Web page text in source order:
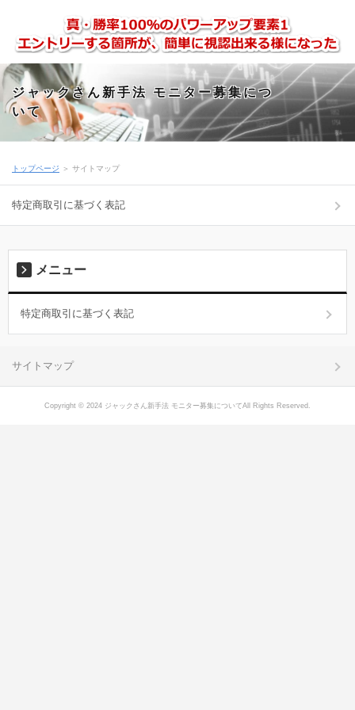
ジャックさん新手法 モニター募集につ
いて
トップページ ＞ サイトマップ
特定商取引に基づく表記
メニュー
特定商取引に基づく表記
サイトマップ
Copyright © 2024 ジャックさん新手法 モニター募集についてAll Rights Reserved.